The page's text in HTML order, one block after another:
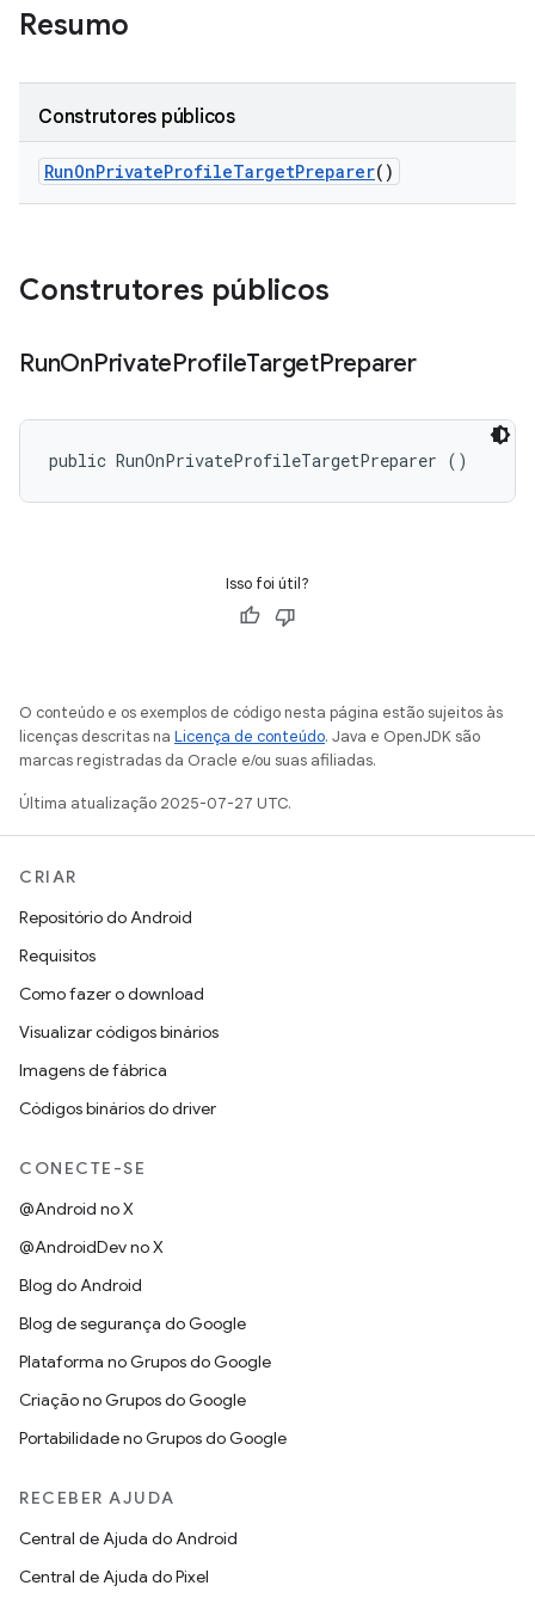
Resumo
Construtores públicos
RunOnPrivateProfileTargetPreparer()
Construtores públicos
RunOnPrivateProfileTargetPreparer
public RunOnPrivateProfileTargetPreparer ()
Isso foi útil?
O conteúdo e os exemplos de código nesta página estão sujeitos às
licenças descritas na Licença de conteúdo. Java e OpenJDK são
marcas registradas da Oracle e/ou suas afiliadas.
Última atualização 2025-07-27 UTC.
CRIAR
Repositório do Android
Requisitos
Como fazer o download
Visualizar códigos binários
Imagens de fábrica
Códigos binários do driver
CONECTE-SE
@Android no X
@AndroidDev no X
Blog do Android
Blog de segurança do Google
Plataforma no Grupos do Google
Criação no Grupos do Google
Portabilidade no Grupos do Google
RECEBER AJUDA
Central de Ajuda do Android
Central de Ajuda do Pixel